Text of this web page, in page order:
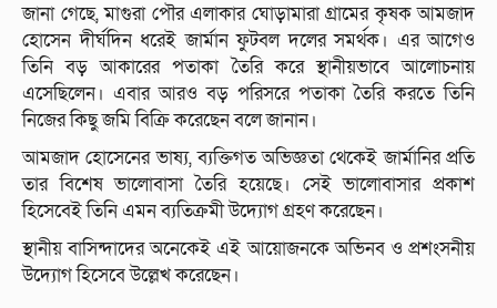
জানা গেছে, মাগুরা পৌর এলাকার ঘোড়ামারা গ্রামের কৃষক আমজাদ
হোসেন দীর্ঘদিন ধরেই জার্মান ফুটবল দলের সমর্থক। এর আগেও
তিনি বড় আকারের পতাকা তৈরি করে স্থানীয়ভাবে আলোচনায়
এসেছিলেন। এবার আরও বড় পরিসরে পতাকা তৈরি করতে তিনি
নিজের কিছু জমি বিক্রি করেছেন বলে জানান।
আমজাদ হোসেনের ভাষ্য, ব্যক্তিগত অভিজ্ঞতা থেকেই জার্মানির প্রতি
তার বিশেষ ভালোবাসা তৈরি হয়েছে। সেই ভালোবাসার প্রকাশ
হিসেবেই তিনি এমন ব্যতিক্রমী উদ্যোগ গ্রহণ করেছেন।
স্থানীয় বাসিন্দাদের অনেকেই এই আয়োজনকে অভিনব ও প্রশংসনীয়
উদ্যোগ হিসেবে উল্লেখ করেছেন।